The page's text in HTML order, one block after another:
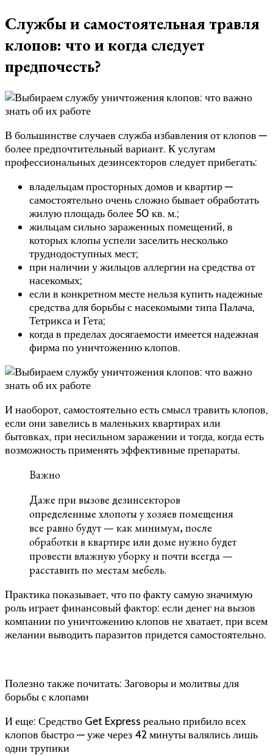
Службы и самостоятельная травля
клопов: что и когда следует
предпочесть?
В большинстве случаев служба избавления от клопов —
более предпочтительный вариант. К услугам
профессиональных дезинсекторов следует прибегать:
владельцам просторных домов и квартир —
самостоятельно очень сложно бывает обработать
жилую площадь более 50 кв. м.;
жильцам сильно зараженных помещений, в
которых клопы успели заселить несколько
труднодоступных мест;
при наличии у жильцов аллергии на средства от
насекомых;
если в конкретном месте нельзя купить надежные
средства для борьбы с насекомыми типа Палача,
Тетрикса и Гета;
когда в пределах досягаемости имеется надежная
фирма по уничтожению клопов.
И наоборот, самостоятельно есть смысл травить клопов,
если они завелись в маленьких квартирах или
бытовках, при несильном заражении и тогда, когда есть
возможность применять эффективные препараты.
Важно
Даже при вызове дезинсекторов
определенные хлопоты у хозяев помещения
все равно будут — как минимум, после
обработки в квартире или доме нужно будет
провести влажную уборку и почти всегда —
расставить по местам мебель.
Практика показывает, что по факту самую значимую
роль играет финансовый фактор: если денег на вызов
компании по уничтожению клопов не хватает, при всем
желании выводить паразитов придется самостоятельно.
Полезно также почитать: Заговоры и молитвы для
борьбы с клопами
И еще: Средство Get Express реально прибило всех
клопов быстро — уже через 42 минуты валялись лишь
одни трупики